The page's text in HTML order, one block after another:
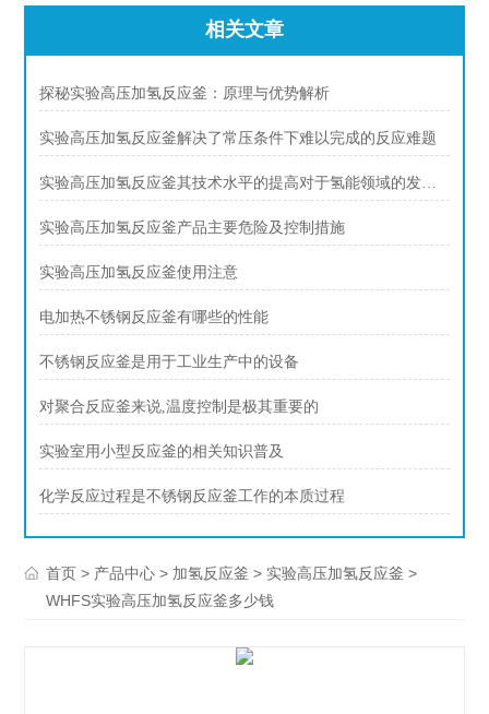
相关文章
探秘实验高压加氢反应釜：原理与优势解析
实验高压加氢反应釜解决了常压条件下难以完成的反应难题
实验高压加氢反应釜其技术水平的提高对于氢能领域的发展具有重要意义
实验高压加氢反应釜产品主要危险及控制措施
实验高压加氢反应釜使用注意
电加热不锈钢反应釜有哪些的性能
不锈钢反应釜是用于工业生产中的设备
对聚合反应釜来说,温度控制是极其重要的
实验室用小型反应釜的相关知识普及
化学反应过程是不锈钢反应釜工作的本质过程
首页 > 产品中心 > 加氢反应釜 > 实验高压加氢反应釜 >
WHFS实验高压加氢反应釜多少钱